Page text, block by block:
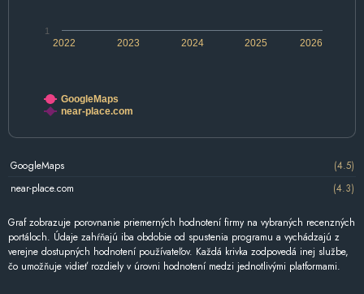
2022 2024 2026
2023 2025
1
GoogleMaps
near-place.com
GoogleMaps
(4.5)
near-place.com
(4.3)
Graf zobrazuje porovnanie priemerných hodnotení firmy na vybraných recenzných
portáloch. Údaje zahŕňajú iba obdobie od spustenia programu a vychádzajú z
verejne dostupných hodnotení používateľov. Každá krivka zodpovedá inej službe,
čo umožňuje vidieť rozdiely v úrovni hodnotení medzi jednotlivými platformami.